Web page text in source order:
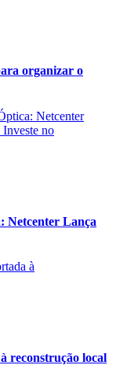
organizar o
Netcenter Lança
reconstrução local